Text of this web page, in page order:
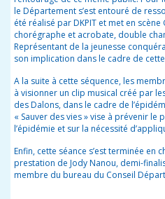
le Département s’est entouré de
été réalisé par DKPIT etmet en scène
chorégraphe et acrobate, double
Représentant de la jeunesse
son implication dans le cadre de
A la suite à cette séquence, les
à visionner un clip musical créé par
des Dalons, dans le cadre de
« Sauver des vies » vise à prévenir le
l’épidémie et sur la nécessité
Enfin, cette séance s’est terminée en
prestation de Jody Nanou, demi-
membre du bureau du Conseil